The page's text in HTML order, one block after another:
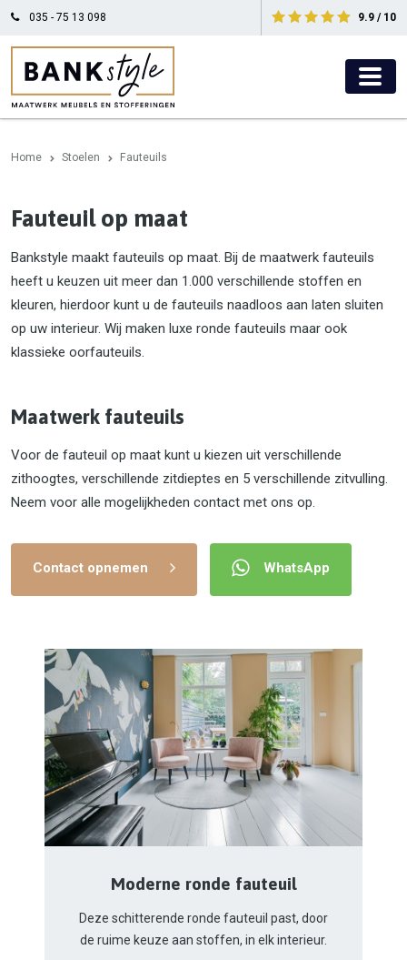
035 - 75 13 098 9.9 / 10
Home Stoelen Fauteuils
Fauteuil op maat
Bankstyle maakt fauteuils op maat. Bij de maatwerk fauteuils
heeft u keuzen uit meer dan 1.000 verschillende stoffen en
kleuren, hierdoor kunt u de fauteuils naadloos aan laten sluiten
op uw interieur. Wij maken luxe ronde fauteuils maar ook
klassieke oorfauteuils.
Maatwerk fauteuils
Voor de fauteuil op maat kunt u kiezen uit verschillende
zithoogtes, verschillende zitdieptes en 5 verschillende zitvulling.
Neem voor alle mogelijkheden contact met ons op.
Contact opnemen WhatsApp
Moderne ronde fauteuil
Deze schitterende ronde fauteuil past, door
de ruime keuze aan stoffen, in elk interieur.